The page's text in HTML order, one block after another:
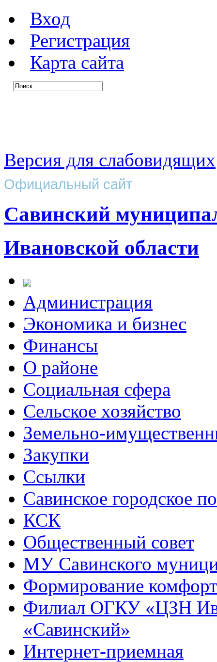
Вход
Регистрация
Карта сайта
Версия для слабовидящих
Официальный сайт
Савинский
Ивановской области
Администрация
Экономика и бизнес
Финансы
О районе
Социальная сфера
Сельское хозяйство
Земельно-
Закупки
Ссылки
Савинское городское
КСК
Общественный совет
МУ Савинского
Формирование
Филиал ОГКУ «ЦЗН
«Савинский»
Интернет-приемная